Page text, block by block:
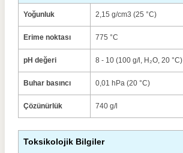
Yoğunluk 2,15 g/cm3 (25 °C)
Erime noktası 775 °C
pH değeri 8 - 10 (100 g/l, H₂O, 20 °C)
Buhar basıncı 0,01 hPa (20 °C)
Çözünürlük 740 g/l
Toksikolojik Bilgiler